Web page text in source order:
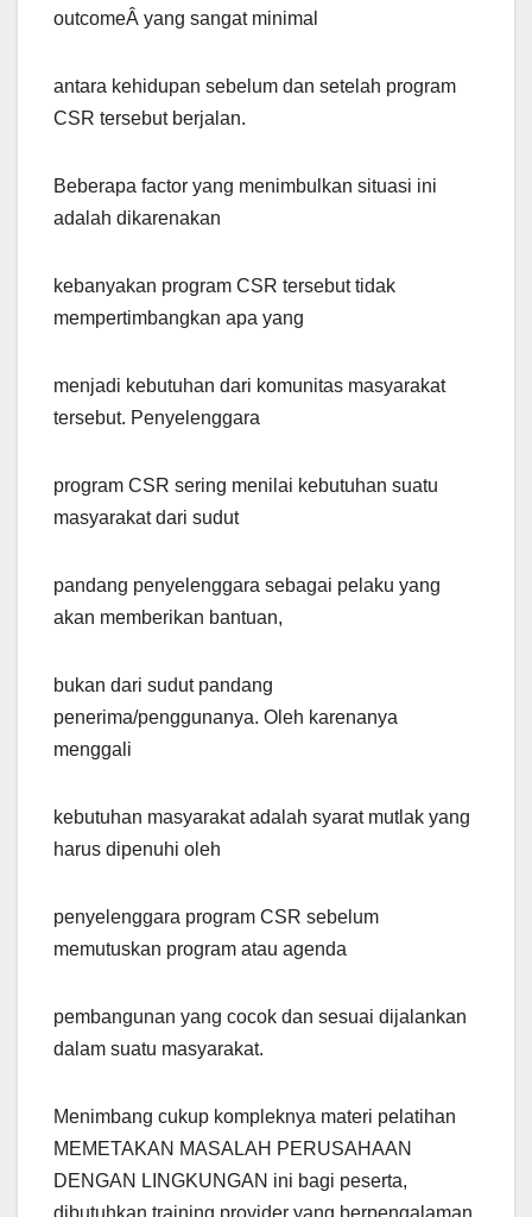
outcomeÂ yang sangat minimal
antara kehidupan sebelum dan setelah program
CSR tersebut berjalan.
Beberapa factor yang menimbulkan situasi ini
adalah dikarenakan
kebanyakan program CSR tersebut tidak
mempertimbangkan apa yang
menjadi kebutuhan dari komunitas masyarakat
tersebut. Penyelenggara
program CSR sering menilai kebutuhan suatu
masyarakat dari sudut
pandang penyelenggara sebagai pelaku yang
akan memberikan bantuan,
bukan dari sudut pandang
penerima/penggunanya. Oleh karenanya
menggali
kebutuhan masyarakat adalah syarat mutlak yang
harus dipenuhi oleh
penyelenggara program CSR sebelum
memutuskan program atau agenda
pembangunan yang cocok dan sesuai dijalankan
dalam suatu masyarakat.
Menimbang cukup kompleknya materi pelatihan
MEMETAKAN MASALAH PERUSAHAAN
DENGAN LINGKUNGAN ini bagi peserta,